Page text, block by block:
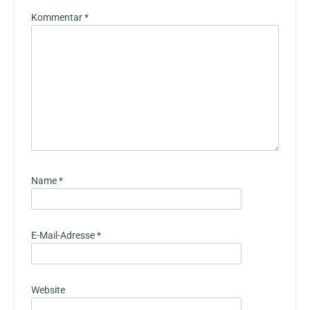
Kommentar*
Name*
E-Mail-Adresse*
Website